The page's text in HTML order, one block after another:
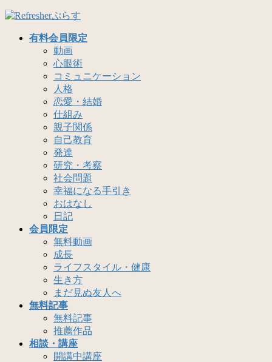
有料会員限定
動画
心眼術
コミュニケーション
人格
恋愛・結婚
仕組み
親子関係
自己教育
発達
研究・考察
社会問題
幸福になる手引き
おはなし
日記
会員限定
無料動画
成長
ライフスタイル・健康
生き方
まだ見ぬ友人へ
無料記事
無料記事
推薦作品
相談・講座
開講中講座